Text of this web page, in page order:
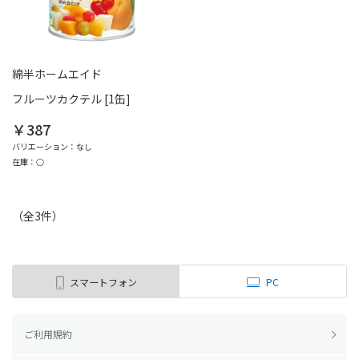
綿半ホームエイド
フルーツカクテル [1缶]
￥387
バリエーション：なし
在庫：○
（全3件）
スマートフォン PC
ご利用規約